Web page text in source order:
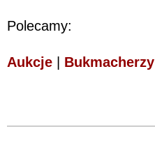
Polecamy:
Aukcje Bukmacherzy